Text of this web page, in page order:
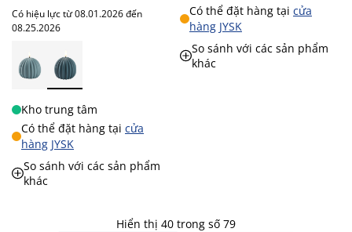
Có hiệu lực từ 08.01.2026 đến
08.25.2026
Kho trung tâm
Có thể đặt hàng tại cửa
hàng JYSK
So sánh với các sản phẩm
khác
Có thể đặt hàng tại cửa
hàng JYSK
So sánh với các sản phẩm
khác
Hiển thị 40 trong số 79